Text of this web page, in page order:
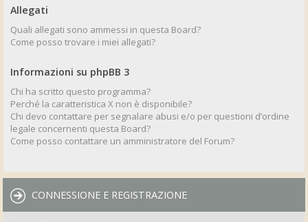
Allegati
Quali allegati sono ammessi in questa Board?
Come posso trovare i miei allegati?
Informazioni su phpBB 3
Chi ha scritto questo programma?
Perché la caratteristica X non è disponibile?
Chi devo contattare per segnalare abusi e/o per questioni d’ordine
legale concernenti questa Board?
Come posso contattare un amministratore del Forum?
CONNESSIONE E REGISTRAZIONE